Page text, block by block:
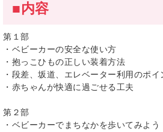
■内容
第１部
・ベビーカーの安全な使い方
・抱っこひもの正しい装着方法
・段差、坂道、エレベーター利用のポイ
・赤ちゃんが快適に過ごせる工夫
第２部
・ベビーカーでまちなかを歩いてみよう